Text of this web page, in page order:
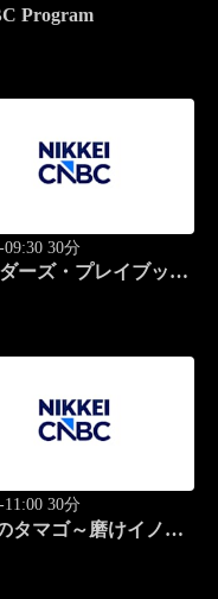
Program
09:30 30分
ーズ・プレイブック
11:00 30分
タマゴ～磨けイノベ